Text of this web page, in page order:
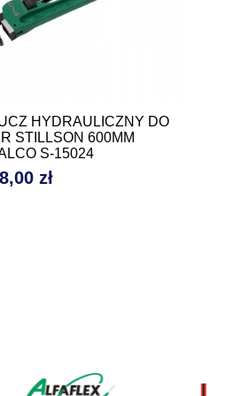
HYDRAULICZNY DO
STILLSON 600MM
S-15024
zł